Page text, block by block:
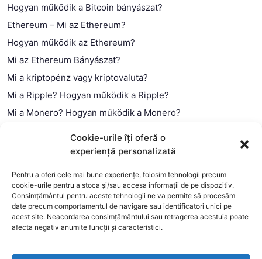
Cookie-urile îți oferă o
experiență personalizată
Pentru a oferi cele mai bune experiențe, folosim tehnologii precum
cookie-urile pentru a stoca și/sau accesa informații de pe dispozitiv.
Consimțământul pentru aceste tehnologii ne va permite să procesăm
date precum comportamentul de navigare sau identificatori unici pe
acest site. Neacordarea consimțământului sau retragerea acestuia poate
afecta negativ anumite funcții și caracteristici.
Hogyan működik a Bitcoin bányászat?
Ethereum – Mi az Ethereum?
Hogyan működik az Ethereum?
Mi az Ethereum Bányászat?
Mi a kriptopénz vagy kriptovaluta?
Mi a Ripple? Hogyan működik a Ripple?
Mi a Monero? Hogyan működik a Monero?
Mi a blokklánc (technológia)?